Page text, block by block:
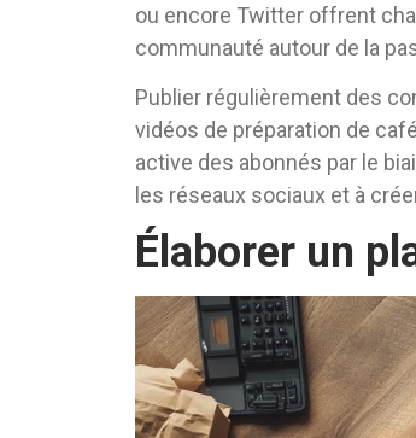
ou encore Twitter offrent
communauté autour de la
Publier régulièrement des
vidéos de préparation de
active des abonnés par le
les réseaux sociaux et à
Élaborer un